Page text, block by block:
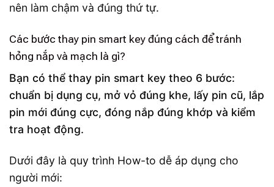
nên làm chậm và đúng thứ tự.
Các bước thay pin smart key đúng cách để tránh
hỏng nắp và mạch là gì?
Bạn có thể thay pin smart key theo 6 bước:
chuẩn bị dụng cụ, mở vỏ đúng khe, lấy pin cũ, lắp
pin mới đúng cực, đóng nắp đúng khớp và kiểm
tra hoạt động.
Dưới đây là quy trình How-to dễ áp dụng cho
người mới: